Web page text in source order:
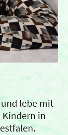
und lebe mit
Kindern in